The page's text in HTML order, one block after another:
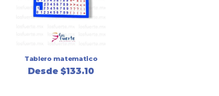
Tablero matematico
Desde$133.10